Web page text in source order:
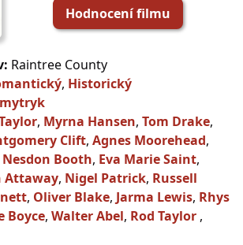
Hodnocení filmu
Raintree County
, Historický
, Myrna Hansen, Tom Drake,
Clift, Agnes Moorehead,
Nesdon Booth, Eva Marie Saint,
Attaway, Nigel Patrick, Russell
, Oliver Blake, Jarma Lewis, Rhys
Boyce, Walter Abel, Rod Taylor ,